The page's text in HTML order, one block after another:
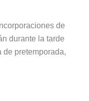
de
durante la tarde
de pretemporada,